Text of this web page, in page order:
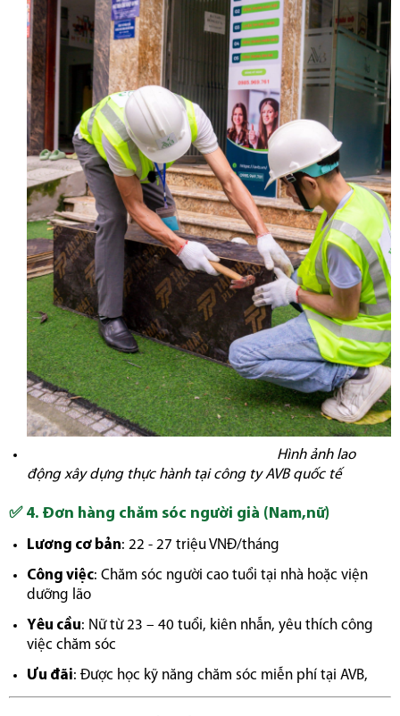
Hình ảnh lao
động xây dựng thực hành tại công ty AVB quốc tế
✅ 4. Đơn hàng chăm sóc người già (Nam,nữ)
Lương cơ bản: 22 - 27 triệu VNĐ/tháng
Công việc: Chăm sóc người cao tuổi tại nhà hoặc viện
dưỡng lão
Yêu cầu: Nữ từ 23 – 40 tuổi, kiên nhẫn, yêu thích công
việc chăm sóc
Ưu đãi: Được học kỹ năng chăm sóc miễn phí tại AVB,